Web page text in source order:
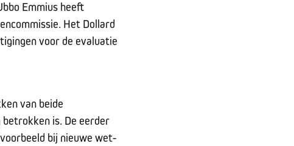
Emmius heeft
Het Dollard
voor de evaluatie
van beide
is. De eerder
bij nieuwe wet-